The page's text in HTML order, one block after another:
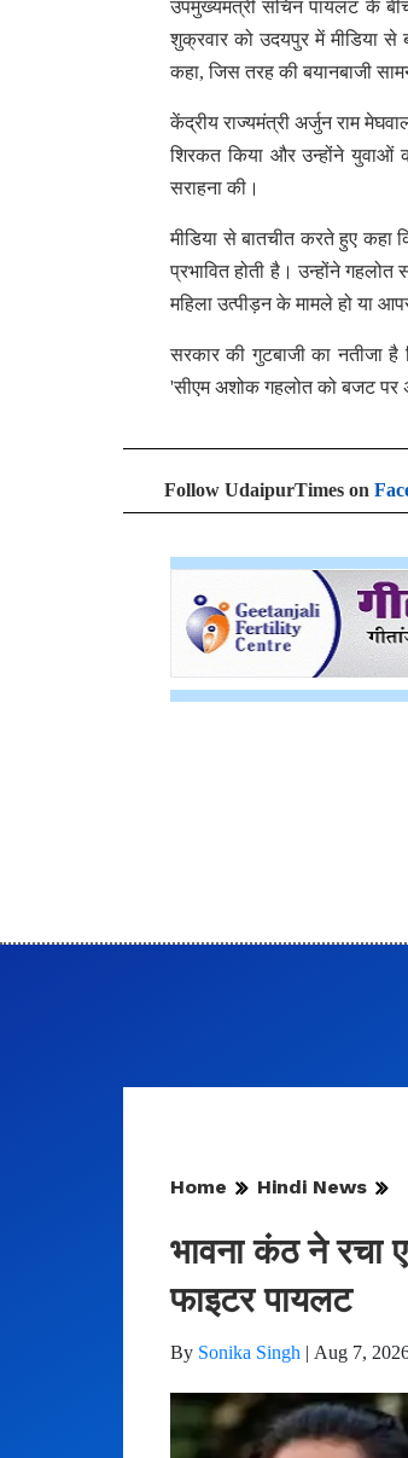
शुक्रवार को उदयपुर में मीडिया से
कहा, जिस तरह की बयानबाजी
शिरकत किया और उन्होंने युवाओं
मीडिया से बातचीत करते हुए कहा
प्रभावित होती है। उन्होंने
महिला उत्पीड़न के मामले हो या
सरकार की गुटबाजी का नतीजा
'सीएम अशोक गहलोत को बजट
भावना कंठ ने रचा
फाइटर पायलट
BySonika Singh|Aug 7,